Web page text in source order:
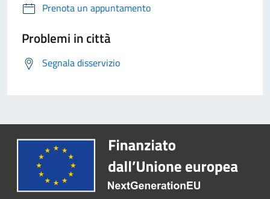
Prenota un appuntamento
Problemi in città
Segnala disservizio